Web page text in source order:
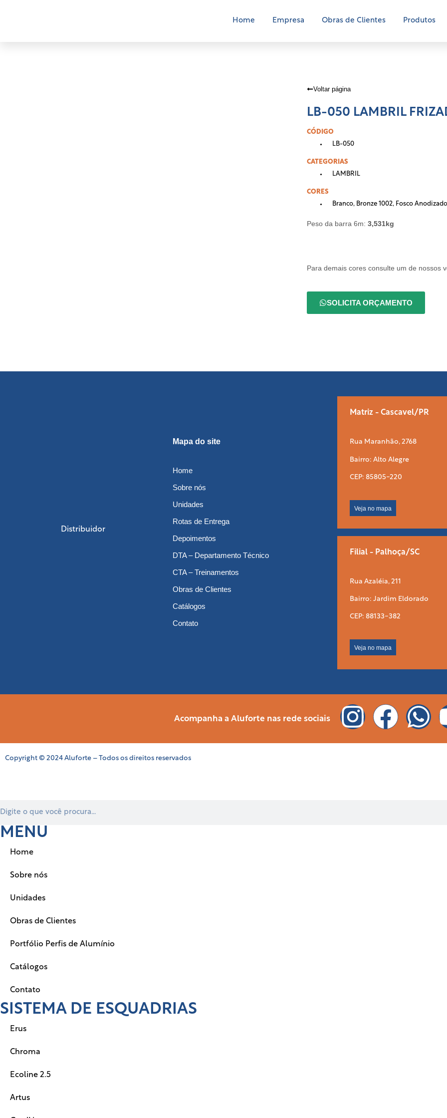
Home Empresa Obras de Clientes Produtos
Voltar página
LB-050 LAMBRIL
CÓDIGO
LB-050
CATEGORIAS
LAMBRIL
CORES
Branco, Bronze 1002, Fosco Anodizado
Peso da barra 6m: 3,531kg
Para demais cores consulte um de nossos
SOLICITA ORÇAMENTO
Distribuidor
Mapa do site
Home
Sobre nós
Unidades
Rotas de Entrega
Depoimentos
DTA – Departamento Técnico
CTA – Treinamentos
Obras de Clientes
Catálogos
Contato
Matriz - Cascavel/PR
Rua Maranhão, 2768
Bairro: Alto Alegre
CEP: 85805-220
Veja no mapa
Filial - Palhoça/SC
Rua Azaléia, 211
Bairro: Jardim Eldorado
CEP: 88133-382
Veja no mapa
Acompanha a Aluforte nas rede sociais
Copyright © 2024 Aluforte – Todos os direitos reservados
MENU
Home
Sobre nós
Unidades
Obras de Clientes
Portfólio Perfis de Alumínio
Catálogos
Contato
SISTEMA DE ESQUADRIAS
Erus
Chroma
Ecoline 2.5
Artus